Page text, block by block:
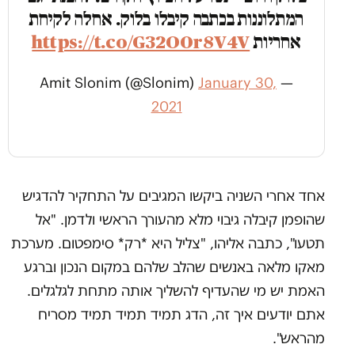
המתלוננות בכתבה קיבלו בלוק. אחלה לקיחת
אחריותhttps://t.co/G32O0r8V4V
— Amit Slonim (@Slonim)
January 30,
2021
אחד אחרי השניה ביקשו המגיבים על התחקיר להדגיש
שהופמן קיבלה גיבוי מלא מהעורך הראשי ולדמן. "אל
תטעו", כתבה אליהו, "צליל היא *רק* סימפטום. מערכת
מאקו מלאה באנשים שהלב שלהם במקום הנכון וברגע
האמת יש מי שהעדיף להשליך אותה מתחת לגלגלים.
אתם יודעים איך זה, הדג תמיד תמיד תמיד מסריח
מהראש".